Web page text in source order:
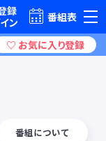
番組表
番組について